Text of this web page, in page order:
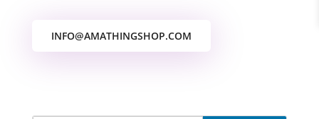
INFO@AMATHINGSHOP.COM